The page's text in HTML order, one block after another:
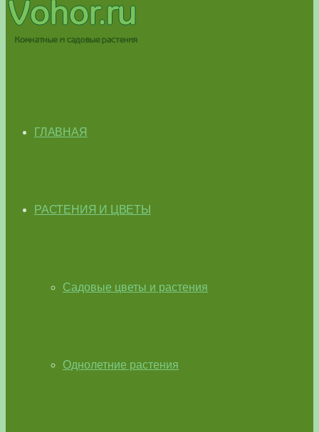
ГЛАВНАЯ
РАСТЕНИЯ И ЦВЕТЫ
Садовые цветы и растения
Однолетние растения